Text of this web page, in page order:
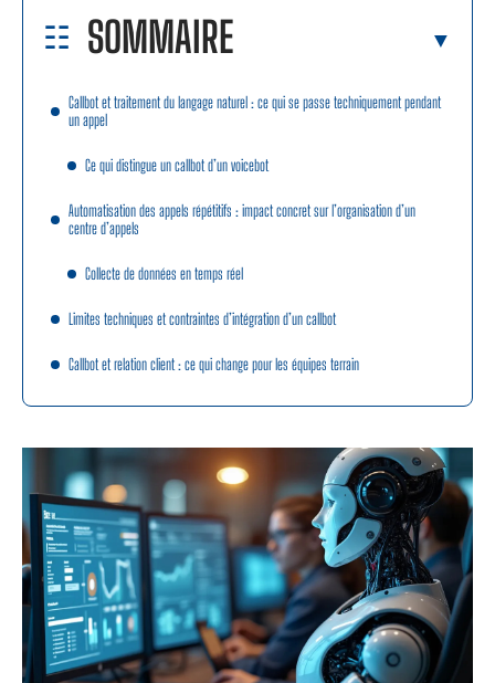
SOMMAIRE
Callbot et traitement du langage naturel : ce qui se passe techniquement pendant
un appel
Ce qui distingue un callbot d’un voicebot
Automatisation des appels répétitifs : impact concret sur l’organisation d’un
centre d’appels
Collecte de données en temps réel
Limites techniques et contraintes d’intégration d’un callbot
Callbot et relation client : ce qui change pour les équipes terrain